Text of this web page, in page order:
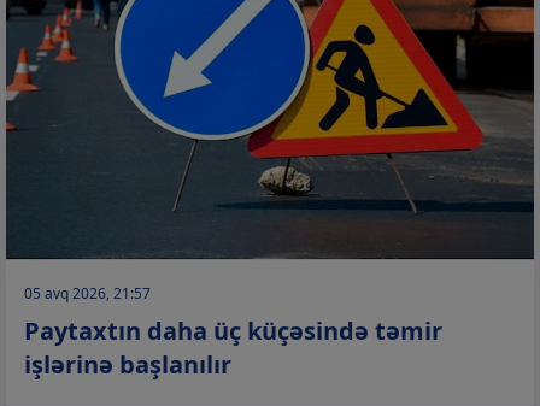
05 avq 2026, 21:57
Paytaxtın daha üç küçəsində təmir
işlərinə başlanılır